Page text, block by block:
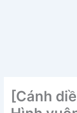
[Cánh